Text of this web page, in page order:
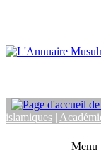
islamiques |
Menu